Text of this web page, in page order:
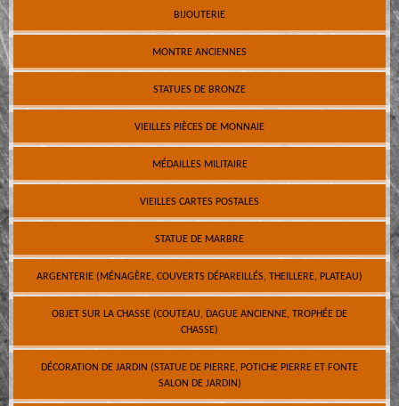
BIJOUTERIE
MONTRE ANCIENNES
STATUES DE BRONZE
VIEILLES PIÈCES DE MONNAIE
MÉDAILLES MILITAIRE
VIEILLES CARTES POSTALES
STATUE DE MARBRE
ARGENTERIE (MÉNAGÈRE, COUVERTS DÉPAREILLÉS, THEILLERE, PLATEAU)
OBJET SUR LA CHASSE (COUTEAU, DAGUE ANCIENNE, TROPHÉE DE
CHASSE)
DÉCORATION DE JARDIN (STATUE DE PIERRE, POTICHE PIERRE ET FONTE
SALON DE JARDIN)